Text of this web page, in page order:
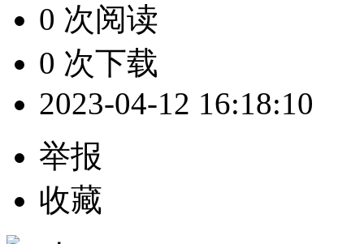
0 次阅读
0 次下载
2023-04-12 16:18:10
举报
收藏